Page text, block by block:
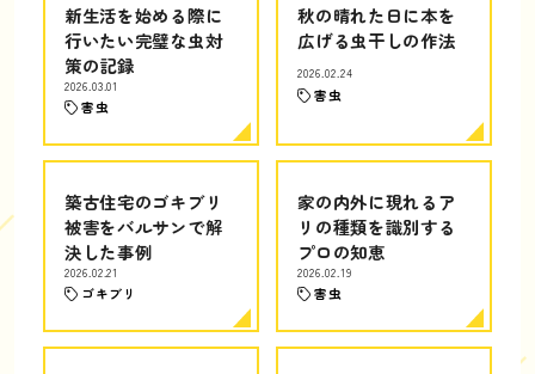
新生活を始める際に
行いたい完璧な虫対
策の記録
2026.03.01
害虫
秋の晴れた日に本を
広げる虫干しの作法
2026.02.24
害虫
築古住宅のゴキブリ
被害をバルサンで解
決した事例
2026.02.21
ゴキブリ
家の内外に現れるア
リの種類を識別する
プロの知恵
2026.02.19
害虫